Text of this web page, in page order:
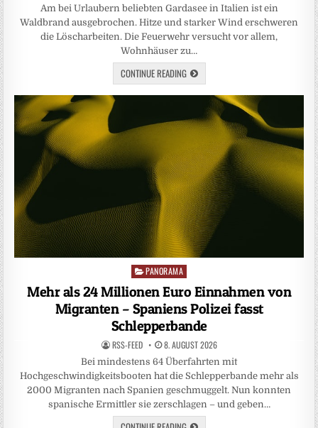
Am bei Urlaubern beliebten Gardasee in Italien ist ein
Waldbrand ausgebrochen. Hitze und starker Wind erschweren
die Löscharbeiten. Die Feuerwehr versucht vor allem,
Wohnhäuser zu…
CONTINUE READING
Posted
PANORAMA
Mehr als 24 Millionen Euro Einnahmen von
Migranten – Spaniens Polizei fasst
Schlepperbande
RSS-FEED 8. AUGUST 2026
Bei mindestens 64 Überfahrten mit
Hochgeschwindigkeitsbooten hat die Schlepperbande mehr als
2000 Migranten nach Spanien geschmuggelt. Nun konnten
spanische Ermittler sie zerschlagen – und geben…